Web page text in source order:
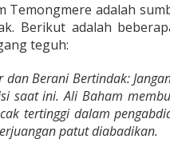
Temongmere adalah
Berikut adalah
teguh:
Berani Bertindak:
saat ini. Ali Baham
tertinggi dalam
patut diabadikan.